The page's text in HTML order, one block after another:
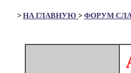
> НА ГЛАВНУЮ > ФОРУМ